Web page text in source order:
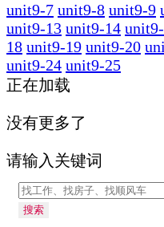
unit9-7 unit9-8 unit9-9
unit9-13 unit9-14
18 unit9-19 unit9-20
unit9-24 unit9-25
正在加载
没有更多了
请输入关键词
搜索